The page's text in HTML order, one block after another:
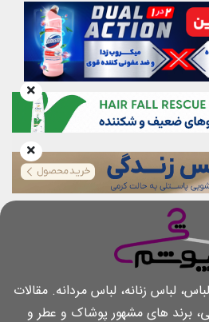
لباس زنانه، لباس مردانه. مقالات
برند های مشهور پوشاک و عطر و